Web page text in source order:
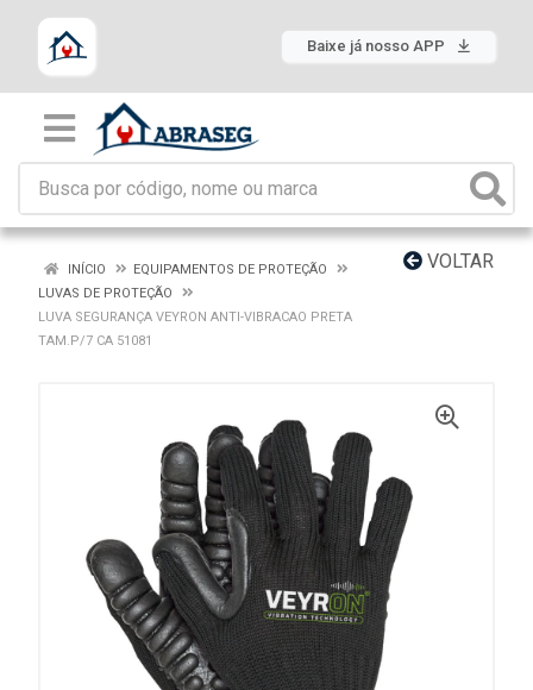
Baixe já nosso APP
VOLTAR
INÍCIO
EQUIPAMENTOS DE PROTEÇÃO
LUVAS DE PROTEÇÃO
LUVA SEGURANÇA VEYRON ANTI-VIBRACAO PRETA
TAM.P/7 CA 51081